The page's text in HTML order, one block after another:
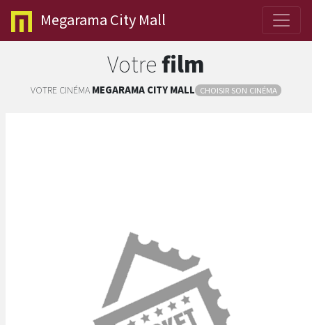
Megarama City Mall
Votrefilm
VOTRE CINÉMA MEGARAMACITY MALL CHOISIR SON CINÉMA